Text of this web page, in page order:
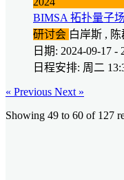
BIMSA 拓扑量子
研讨会 白岸斯 ,
日期: 2024-09-17 -
日程安排: 周二
« Previous Next »
Showing 49 to 60 of 127